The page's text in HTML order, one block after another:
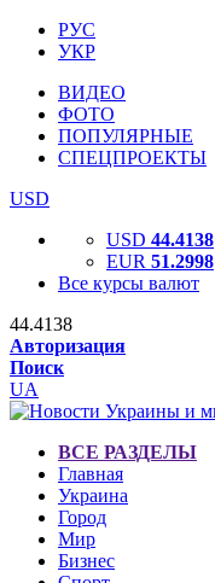
РУС
УКР
ВИДЕО
ФОТО
ПОПУЛЯРНЫЕ
СПЕЦПРОЕКТЫ
USD
USD 44.4138
EUR 51.2998
Все курсы валют
44.4138
Авторизация
Поиск
UA
ВСЕ РАЗДЕЛЫ
Главная
Украина
Город
Мир
Бизнес